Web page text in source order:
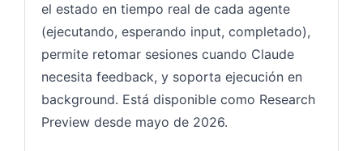
el estado en tiempo real de cada agente
(ejecutando, esperando input, completado),
permite retomar sesiones cuando Claude
necesita feedback, y soporta ejecución en
background. Está disponible como Research
Preview desde mayo de 2026.